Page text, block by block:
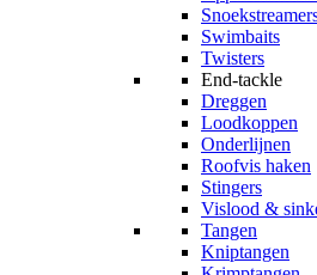
Swimbaits
Twisters
End-tackle
Dreggen
Loodkoppen
Onderlijnen
Roofvis haken
Stingers
Vislood &
Tangen
Kniptangen